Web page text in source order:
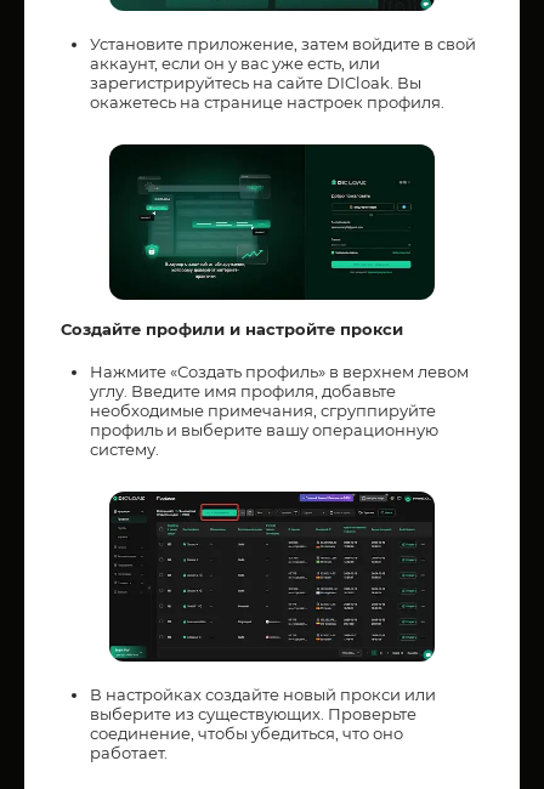
Установите приложение, затем войдите в свой
аккаунт, если он у вас уже есть, или
зарегистрируйтесь на сайте DICloak. Вы
окажетесь на странице настроек профиля.
Создайте профили и настройте прокси
Нажмите «Создать профиль» в верхнем левом
углу. Введите имя профиля, добавьте
необходимые примечания, сгруппируйте
профиль и выберите вашу операционную
систему.
В настройках создайте новый прокси или
выберите из существующих. Проверьте
соединение, чтобы убедиться, что оно
работает.